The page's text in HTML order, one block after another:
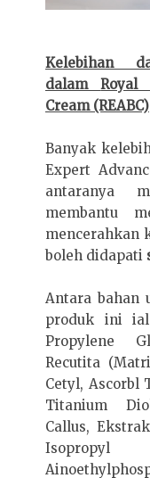
Kelebihan
dalamRoyal
Cream (REABC)
Banyak
Expert
antaranya
membantu
mencerahkan
boleh didapati
Antara bahan
produk ini
Propylene
Recutita
Cetyl, Ascorbl
Titanium
Callus,